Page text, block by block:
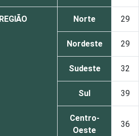
REGIÃO Norte 29
Nordeste 29
Sudeste 32
Sul 39
Centro-
Oeste
36